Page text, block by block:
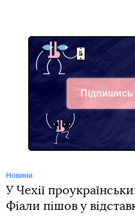
Telegram
Новини
У Чехії
Фіали пішов у